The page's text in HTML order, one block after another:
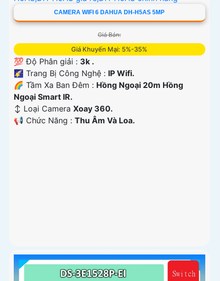
CAMERA WIFI 6 DAHUA DH-H5AS 5MP
Giá Bán:
Giá Khuyến Mại: 5%-35%
💯 Độ Phân giải : 3k .
🌠 Trang Bị Công Nghệ : IP Wifi.
🌈 Tầm Xa Ban Đêm : Hồng Ngoại 20m Hồng
Ngoại Smart IR.
↕️ Loại Camera Xoay 360.
️📢 Chức Năng : Thu Âm Và Loa.